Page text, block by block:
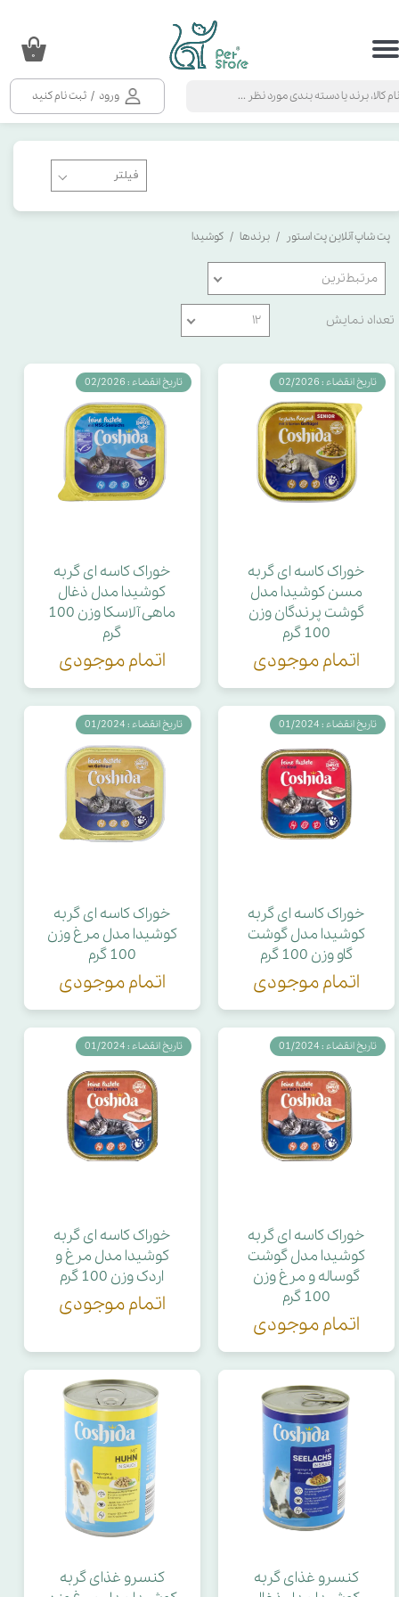
ورود / ثبت نام کنید
حساب کاربری من
سفارشات
۰
پت شاپ آنلاین پت استور برندها کوشیدا
مرتبط‌ترین
تعداد نمایش ۱۲
خوراک کاسه ای گربه
مسن کوشیدا مدل
گوشت پرندگان وزن
100 گرم
اتمام موجودی
تاریخ انقضاء : 02/2026
خوراک کاسه ای گربه
کوشیدا مدل ذغال
ماهی آلاسکا وزن 100
گرم
اتمام موجودی
تاریخ انقضاء : 02/2026
خوراک کاسه ای گربه
کوشیدا مدل گوشت
گاو وزن 100 گرم
اتمام موجودی
تاریخ انقضاء : 01/2024
خوراک کاسه ای گربه
کوشیدا مدل مرغ وزن
100 گرم
اتمام موجودی
تاریخ انقضاء : 01/2024
خوراک کاسه ای گربه
کوشیدا مدل گوشت
گوساله و مرغ وزن
100 گرم
اتمام موجودی
تاریخ انقضاء : 01/2024
خوراک کاسه ای گربه
کوشیدا مدل مرغ و
اردک وزن 100 گرم
اتمام موجودی
تاریخ انقضاء : 01/2024
کنسرو غذای گربه
کنسرو غذای گربه